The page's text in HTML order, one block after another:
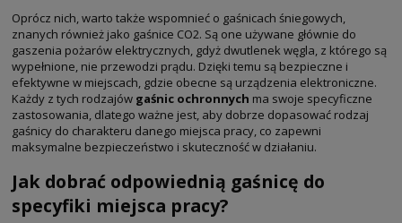
Oprócz nich, warto także wspomnieć o gaśnicach śniegowych,
znanych również jako gaśnice CO2. Są one używane głównie do
gaszenia pożarów elektrycznych, gdyż dwutlenek węgla, z którego są
wypełnione, nie przewodzi prądu. Dzięki temu są bezpieczne i
efektywne w miejscach, gdzie obecne są urządzenia elektroniczne.
Każdy z tych rodzajów gaśnic ochronnych ma swoje specyficzne
zastosowania, dlatego ważne jest, aby dobrze dopasować rodzaj
gaśnicy do charakteru danego miejsca pracy, co zapewni
maksymalne bezpieczeństwo i skuteczność w działaniu.
Jak dobrać odpowiednią gaśnicę do
specyfiki miejsca pracy?